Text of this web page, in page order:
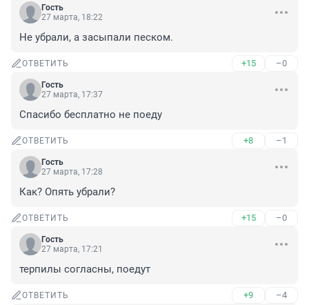
Гость
27 марта, 18:22
Не убрали, а засыпали песком.
ОТВЕТИТЬ +15 –0
Гость
27 марта, 17:37
Спасибо бесплатно не поеду
ОТВЕТИТЬ +8 –1
Гость
27 марта, 17:28
Как? Опять убрали?
ОТВЕТИТЬ +15 –0
Гость
27 марта, 17:21
терпилы согласны, поедут
ОТВЕТИТЬ +9 –4